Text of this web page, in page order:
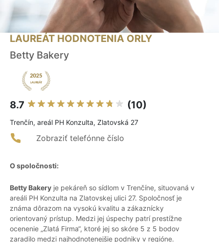
LAUREÁT HODNOTENIA ORLY
Betty Bakery
8.7 (10)
Trenčín, areál PH Konzulta, Zlatovská 27
Zobraziť telefónne číslo
O spoločnosti:
Betty Bakery je pekáreň so sídlom v Trenčíne, situovaná v
areáli PH Konzulta na Zlatovskej ulici 27. Spoločnosť je
známa dôrazom na vysokú kvalitu a zákaznícky
orientovaný prístup. Medzi jej úspechy patrí prestížne
ocenenie „Zlatá Firma“, ktoré jej so skóre 5 z 5 bodov
zaradilo medzi najhodnotenejšie podniky v regióne.